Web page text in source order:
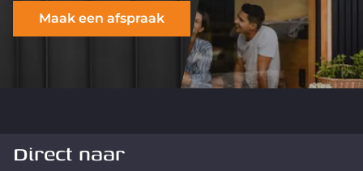
Maak een afspraak
Direct naar